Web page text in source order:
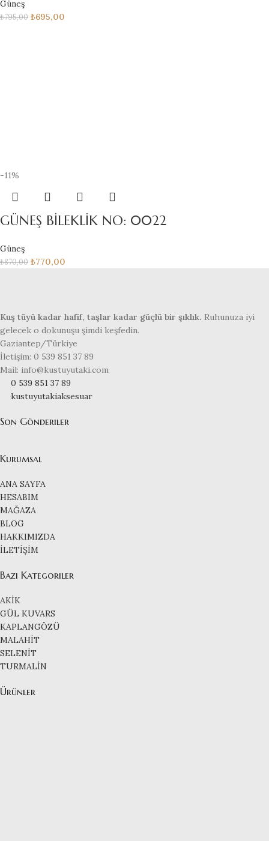
Güneş
₺795,00 ₺695,00
-11%
GÜNEŞ BİLEKLİK NO: 0022
Güneş
₺870,00 ₺770,00
Kuş tüyü kadar hafif, taşlar kadar güçlü bir şıklık. Ruhunuza iyi
gelecek o dokunuşu şimdi keşfedin.
Gaziantep/Türkiye
İletişim: 0 539 851 37 89
Mail: info@kustuyutaki.com
0 539 851 37 89
kustuyutakiaksesuar
Son Gönderiler
Kurumsal
ANA SAYFA
HESABIM
MAĞAZA
BLOG
HAKKIMIZDA
İLETİŞİM
Bazı Kategoriler
AKİK
GÜL KUVARS
KAPLANGÖZÜ
MALAHİT
SELENİT
TURMALİN
Ürünler